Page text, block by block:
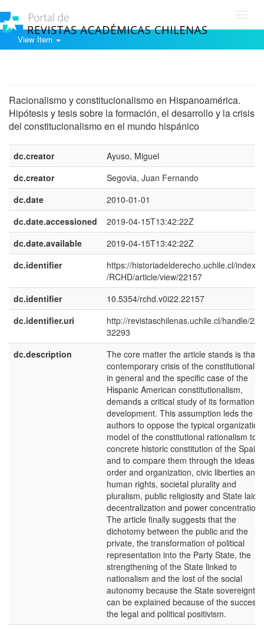
View Item
Racionalismo y constitucionalismo en Hispanoamérica.
Hipótesis y tesis sobre la formación, el desarrollo y la crisis
del constitucionalismo en el mundo hispánico
dc.creator
Ayuso, Miguel
dc.creator
Segovia, Juan Fernando
dc.date
2010-01-01
dc.date.accessioned
2019-04-15T13:42:22Z
dc.date.available
2019-04-15T13:42:22Z
dc.identifier
https://historiadelderecho.uchile.cl/
/RCHD/article/view/22157
dc.identifier
10.5354/rchd.v0i22.22157
dc.identifier.uri
http://revistaschilenas.uchile.cl/handle/
32293
dc.description
The core matter the article stands is that
contemporary crisis of the
in general and the specific case of the
Hispanic American constitutionalism,
demands a critical study of its formation
development. This assumption leds the
authors to oppose the typical
model of the constitutional rationalism to
concrete historic constitution of the
and to compare them through the ideas of
order and organization, civic liberties and
human rights, societal plurality and
pluralism, public religiosity and State
decentralization and power concentration.
The article finally suggests that the
dichotomy between the public and the
private, the transformation of political
representation into the Party State, the
strengthening of the State linked to
nationalism and the lost of the social
autonomy because the State sovereignty,
can be explained because of the success
the legal and political positivism.